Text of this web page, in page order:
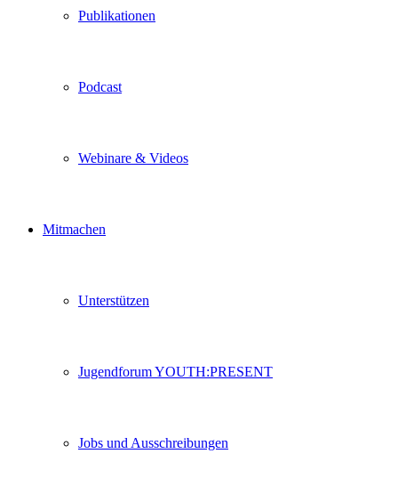
Publikationen
Podcast
Webinare & Videos
Mitmachen
Unterstützen
Jugendforum YOUTH:PRESENT
Jobs und Ausschreibungen